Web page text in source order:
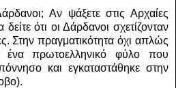
Aν ψάξετε στις Αρχαίες
ότι οι Δάρδανοι σχετίζονταν
Στην πραγματικότητα όχι απλώς
ένα πρωτοελληνικό φύλο που
και εγκαταστάθηκε στην